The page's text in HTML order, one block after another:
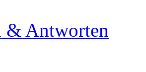
& Antworten